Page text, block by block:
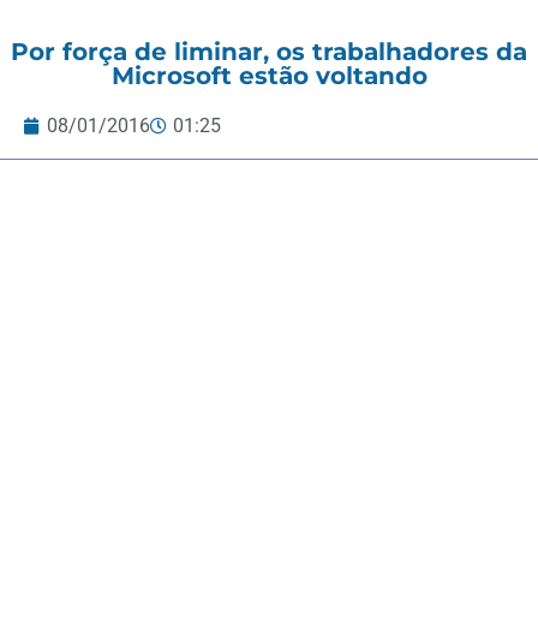
Por força de liminar, os trabalhadores da
Microsoft estão voltando
08/01/2016 01:25